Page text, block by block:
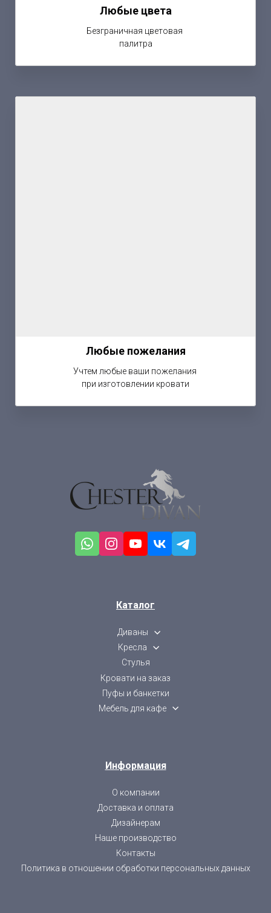
Любые цвета
Безграничная цветовая
палитра
Любые пожелания
Учтем любые ваши пожелания
при изготовлении кровати
Каталог
Диваны
Кресла
Стулья
Кровати на заказ
Пуфы и банкетки
Мебель для кафе
Информация
О компании
Доставка и оплата
Дизайнерам
Наше производство
Контакты
Политика в отношении обработки персональных данных